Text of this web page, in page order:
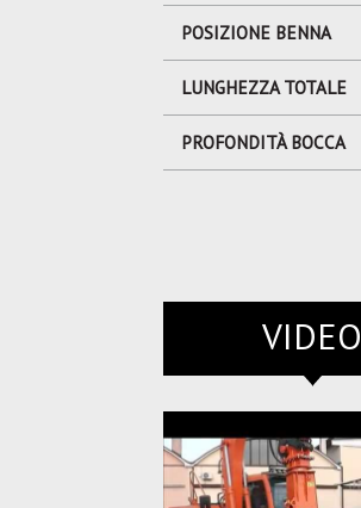
POSIZIONE BENNA
LUNGHEZZA TOTALE
PROFONDITÀ BOCCA
VIDEO